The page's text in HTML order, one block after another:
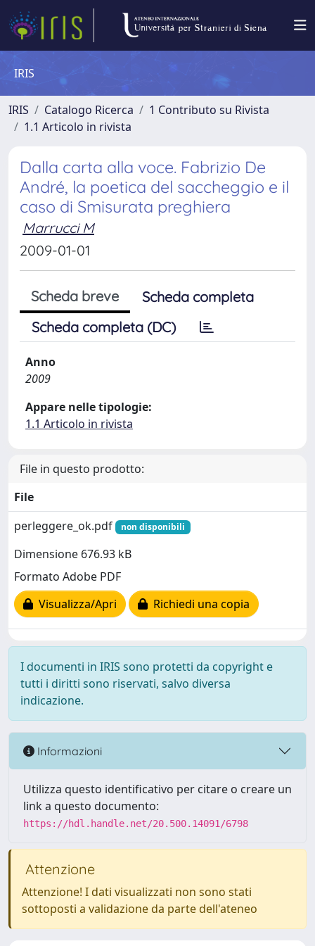
IRIS
IRIS Catalogo Ricerca
1 Contributo su Rivista
1.1 Articolo in rivista
Dalla carta alla voce. Fabrizio De
André, la poetica del saccheggio e il
caso di Smisurata preghiera
Marrucci M
2009-01-01
Scheda breve
Scheda completa
Scheda completa (DC)
Anno
2009
Appare nelle tipologie:
1.1 Articolo in rivista
File in questo prodotto:
File
perleggere_ok.pdf
non disponibili
Dimensione 676.93 kB
Formato Adobe PDF
Visualizza/Apri
Richiedi una copia
I documenti in IRIS sono protetti da copyright e
tutti i diritti sono riservati, salvo diversa
indicazione.
Informazioni
Utilizza questo identificativo per citare o creare un
link a questo documento:
https://hdl.handle.net/20.500.14091/6798
Attenzione
Attenzione! I dati visualizzati non sono stati
sottoposti a validazione da parte dell'ateneo